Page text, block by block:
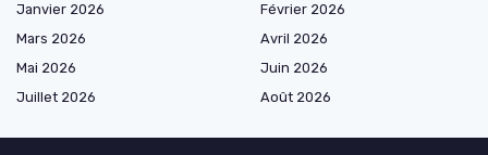
Janvier 2026
Février 2026
Mars 2026
Avril 2026
Mai 2026
Juin 2026
Juillet 2026
Août 2026